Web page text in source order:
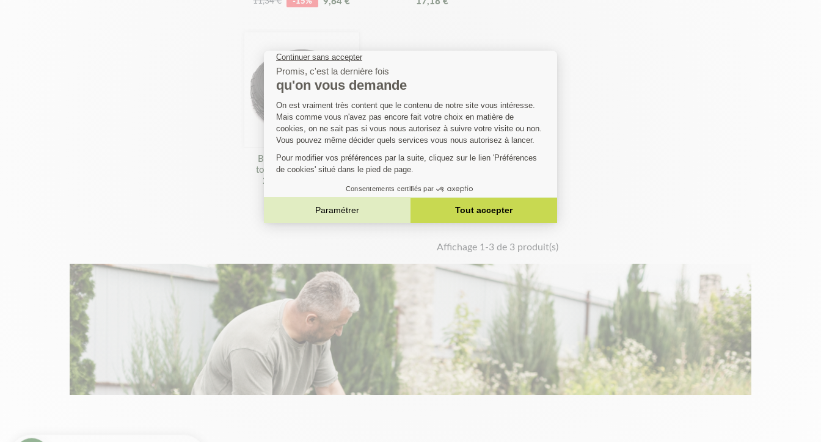
Matijardin : l'expertise et la réactivité
Spécialiste de la pièce détachée de motoculture, Matijardin vous propose des bandages de roues à prix compétitifs pour
redonner vie à vos appareils.
Besoin d'un renseignement technique supplémentaire pour valider votre choix ? Notre service client est à votre écoute pour
vous aider à dénicher le bandage idéal pour votre tondeuse.
Ajouter au panier
Bandage de roue pour
tondeuses Honda HRA
2160, HRA 216. N°
21,06 €
Affichage 1-3 de 3 produit(s)